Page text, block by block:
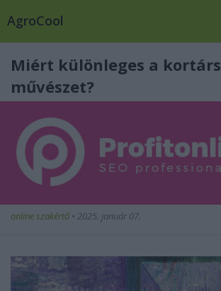
AgroCool
Miért különleges a kortárs
művészet?
online szakértő • 2025. január 07.